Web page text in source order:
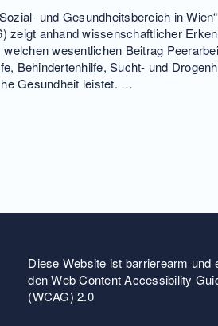
und Gesundheitsbereich in Wien“
zeigt anhand wissenschaftlicher
wesentlichen Beitrag
Behindertenhilfe, Sucht- und
Gesundheit leistet. …
Diese Website ist barrierearm und
den Web Content Accessibility
(WCAG) 2.0